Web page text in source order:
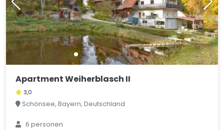
Apartment Weiherblasch II
3,0
Schönsee, Bayern, Deutschland
6 personen